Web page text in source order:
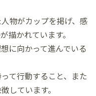
物がカップを掲げ、感
描かれています。
に向かって進んでいる
て行動すること、また
しています。